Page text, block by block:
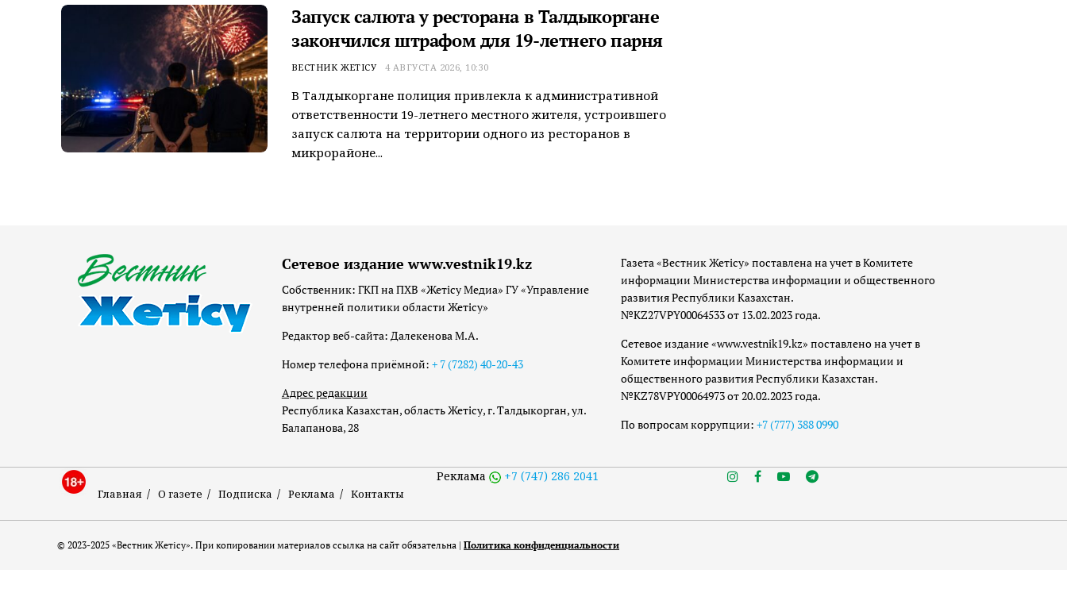
Запуск салюта у ресторана в Талдыкоргане
закончился штрафом для 19-летнего парня
ВЕСТНИК ЖЕТІСУ 4 АВГУСТА 2026, 10:30
В Талдыкоргане полиция привлекла к административной
ответственности 19-летнего местного жителя, устроившего
запуск салюта на территории одного из ресторанов в
микрорайоне...
Сетевое издание www.vestnik19.kz
Собственник: ГКП на ПХВ «Жетісу Медиа» ГУ «Управление
внутренней политики области Жетісу»
Редактор веб-сайта: Далекенова М.А.
Номер телефона приёмной: + 7 (7282) 40-20-43
Адрес редакции
Республика Казахстан, область Жетісу, г. Талдыкорган, ул.
Балапанова, 28
Газета «Вестник Жетісу» поставлена на учет в Комитете
информации Министерства информации и общественного
развития Республики Казахстан.
№KZ27VPY00064533 от 13.02.2023 года.
Сетевое издание «www.vestnik19.kz» поставлено на учет в
Комитете информации Министерства информации и
общественного развития Республики Казахстан.
№KZ78VPY00064973 от 20.02.2023 года.
По вопросам коррупции: +7 (777) 388 0990
Главная О газете Подписка Реклама Контакты
Реклама +7 (747) 286 2041
© 2023-2025 «Вестник Жетісу». При копировании материалов ссылка на сайт обязательна | Политика конфиденциальности